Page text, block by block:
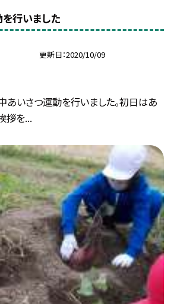
行いました
更新日 2020/10/09
あいさつ運動を行いました。初日はあ
拶を...